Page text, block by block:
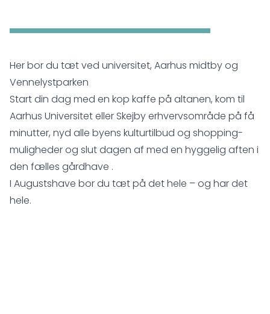
Her bor du tæt ved universitet, Aarhus midtby og
Vennelystparken
Start din dag med en kop kaffe på altanen, kom til
Aarhus Universitet eller Skejby erhvervsområde på få
minutter, nyd alle byens kulturtilbud og shopping-
muligheder og slut dagen af med en hyggelig aften i
den fælles gårdhave .
I Augustshave bor du tæt på det hele – og har det
hele.